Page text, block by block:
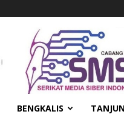
BENGKALIS